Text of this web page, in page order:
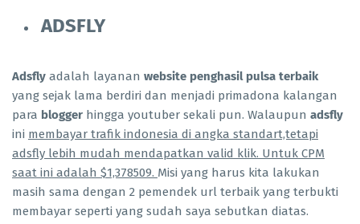
ADSFLY
Adsfly adalah layanan website penghasil pulsa terbaik
yang sejak lama berdiri dan menjadi primadona kalangan
para blogger hingga youtuber sekali pun. Walaupun adsfly
ini membayar trafik indonesia di angka standart,tetapi
adsfly lebih mudah mendapatkan valid klik. Untuk CPM
saat ini adalah $1,378509. Misi yang harus kita lakukan
masih sama dengan 2 pemendek url terbaik yang terbukti
membayar seperti yang sudah saya sebutkan diatas.